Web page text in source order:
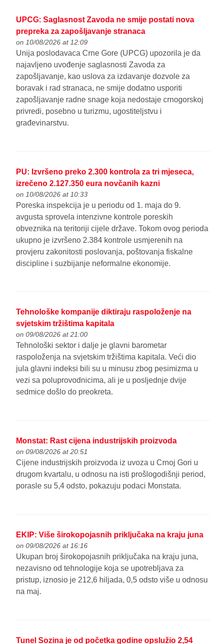
UPCG: Saglasnost Zavoda ne smije postati nova
prepreka za zapošljavanje stranaca
on 10/08/2026 at 12:09
Unija poslodavaca Crne Gore (UPCG) upozorila je da
najavljeno uvođenje saglasnosti Zavoda za
zapošljavanje, kao uslova za izdavanje dozvole za
boravak i rad stranaca, ne smije dodatno usporiti
zapošljavanje radne snage koja nedostaje crnogorskoj
privredi, posebno u turizmu, ugostiteljstvu i
građevinarstvu.
PU: Izvršeno preko 2.300 kontrola za tri mjeseca,
izrečeno 2.127.350 eura novčanih kazni
on 10/08/2026 at 10:33
Poreska inspekcija je u periodu od 1. maja do 9.
avgusta sprovela intenzivne kontrole poreskih
obveznika na teritoriji cijele države. Tokom ovog perioda
ukupno je izvršeno 2.384 kontrole usmjerenih na
provjeru zakonitosti poslovanja, poštovanja fiskalne
discipline i suzbijanje neformalne ekonomije.
Tehnološke kompanije diktiraju raspoloženje na
svjetskim tržištima kapitala
on 09/08/2026 at 21:00
Tehnološki sektor i dalje je glavni barometar
raspoloženja na svjetskim tržištima kapitala. Veći dio
jula glavni indeksi bili su u minusu zbog pesimizma u
vezi sa poluprovodnicima, ali je u posljednje dvije
sedmice došlo do preokreta.
Monstat: Rast cijena industrijskih proizvoda
on 09/08/2026 at 20:51
Cijene industrijskih proizvoda iz uvoza u Crnoj Gori u
drugom kvartalu, u odnosu na isti prošlogodišnji period,
porasle su 5,4 odsto, pokazuju podaci Monstata.
EKIP: Više širokopojasnih priključaka na kraju juna
on 09/08/2026 at 16:16
Ukupan broj širokopojasnih priključaka na kraju juna,
nezavisno od tehnologije koja se upotrebljava za
pristup, iznosio je 212,6 hiljada, 0,5 odsto više u odnosu
na maj.
Tunel Sozina je od početka godine opslužio 2,54